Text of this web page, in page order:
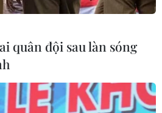
triệu cổ
lên 77.783 tỷ
quân đội sau làn sóng